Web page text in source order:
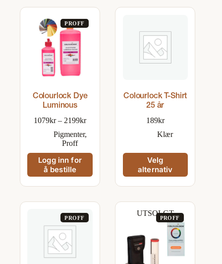
Alternativene
velges
på
produktsiden
Colourlock Dye
Luminous
1079kr – 2199krPrisområde:
til
Pigmenter,
Proff
Logg inn for
å bestille
Colourlock T-Shirt
25 år
189kr
Klær
Velg
alternativ
Dette
produktet
har
Alternativene
kan
velges
produktsiden
UTSOLGT